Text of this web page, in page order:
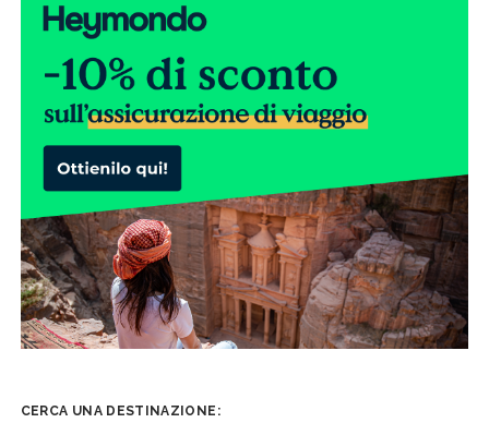
CERCA UNA DESTINAZIONE: